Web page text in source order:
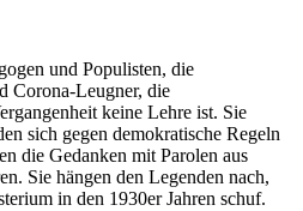
und Populisten, die
Corona-Leugner, die
keine Lehre ist. Sie
sich gegen demokratische Regeln
die Gedanken mit Parolen aus
Sie hängen den Legenden nach,
in den 1930er Jahren schuf.